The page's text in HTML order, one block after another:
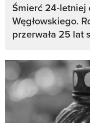
Śmierć 24-letniej
Węgłowskiego.
przerwała 25 lat